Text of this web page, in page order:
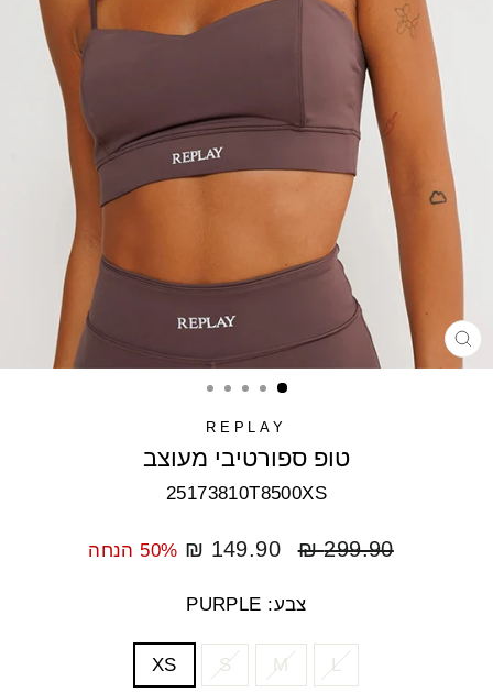
סגור
(ESC)
REPLAY
טופ ספורטיבי מעוצב
25173810T8500XS
מחיר
299.90 ₪
מחיר
149.90 ₪ 50% הנחה
צבע: PURPLE
XS S M L